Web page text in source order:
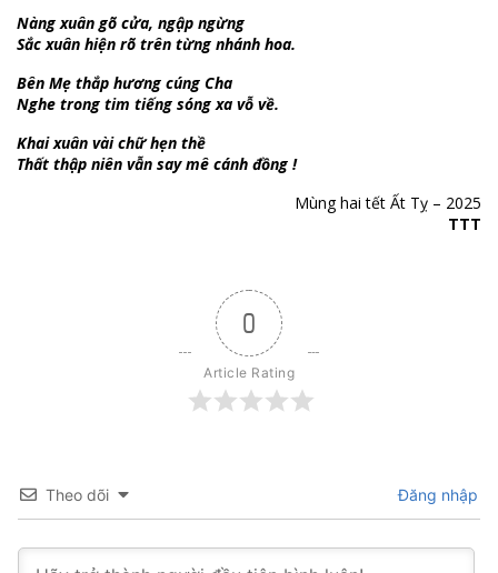
Nàng xuân gõ cửa, ngập ngừng
Sắc xuân hiện rõ trên từng nhánh hoa.
Bên Mẹ thắp hương cúng Cha
Nghe trong tim tiếng sóng xa vỗ về.
Khai xuân vài chữ hẹn thề
Thất thập niên vẫn say mê cánh đồng !
Mùng hai tết Ất Tỵ – 2025
TTT
0
Article Rating
Theo dõi Đăng nhập